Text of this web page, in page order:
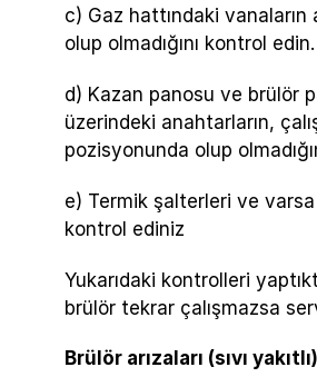
c) Gaz hattındaki vanaların
olup olmadığını kontrol edin.
d) Kazan panosu ve brülör
üzerindeki anahtarların,
pozisyonunda olup
e) Termik şalterleri ve
kontrol ediniz
Yukarıdaki kontrolleri
brülör tekrar çalışmazsa
Brülör arızaları (sıvı yakıtlı)